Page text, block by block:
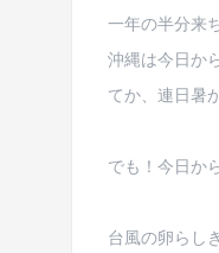
一年の半分来
沖縄は今日か
てか、連日暑
でも！今日か
台風の卵らし